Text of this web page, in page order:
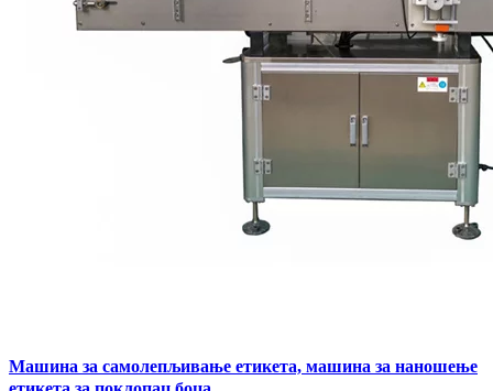
Машина за самолепљивање етикета, машина за наношење